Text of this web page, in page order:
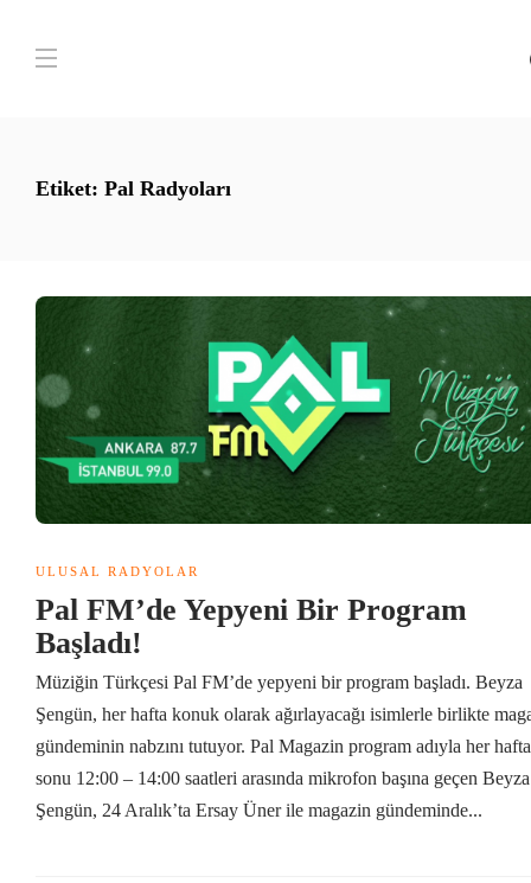
Etiket: Pal Radyoları
ULUSAL RADYOLAR
Pal FM’de Yepyeni Bir Program
Başladı!
Müziğin Türkçesi Pal FM’de yepyeni bir program başladı. Beyza
Şengün, her hafta konuk olarak ağırlayacağı isimlerle birlikte
gündeminin nabzını tutuyor. Pal Magazin program adıyla her hafta
sonu 12:00 – 14:00 saatleri arasında mikrofon başına geçen Beyza
Şengün, 24 Aralık’ta Ersay Üner ile magazin gündeminde...